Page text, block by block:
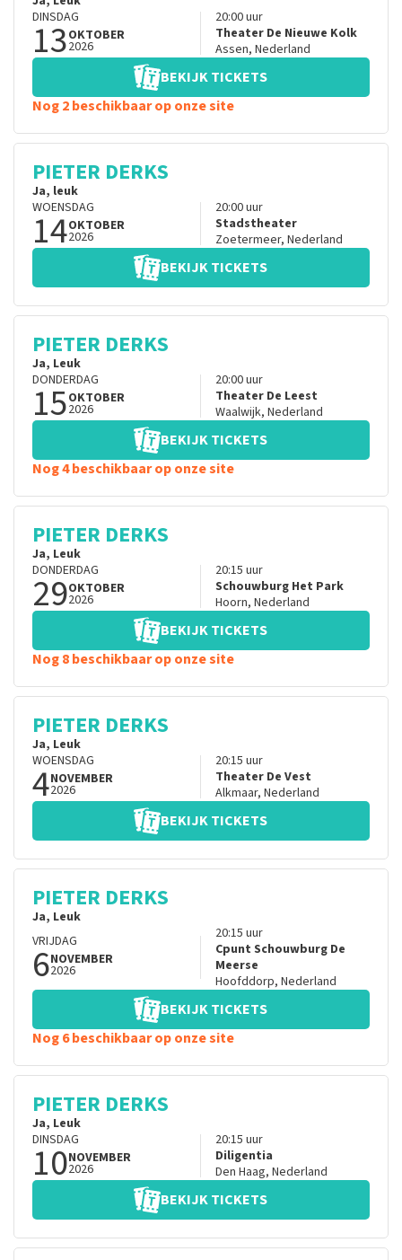
DINSDAG
13OKTOBER
2026
20:00uur
Theater De Nieuwe Kolk
Assen, Nederland
BEKIJK TICKETS
Nog 2 beschikbaar op onze site
PIETER DERKS
Ja, leuk
WOENSDAG
14OKTOBER
2026
20:00uur
Stadstheater
Zoetermeer, Nederland
BEKIJK TICKETS
PIETER DERKS
Ja, Leuk
DONDERDAG
15OKTOBER
2026
20:00uur
Theater De Leest
Waalwijk, Nederland
BEKIJK TICKETS
Nog 4 beschikbaar op onze site
PIETER DERKS
Ja, Leuk
DONDERDAG
29OKTOBER
2026
20:15 uur
Schouwburg Het Park
Hoorn, Nederland
BEKIJK TICKETS
Nog 8 beschikbaar op onze site
PIETER DERKS
Ja, Leuk
WOENSDAG
4NOVEMBER
2026
20:15 uur
Theater De Vest
Alkmaar, Nederland
BEKIJK TICKETS
PIETER DERKS
Ja, Leuk
VRIJDAG
6NOVEMBER
2026
20:15 uur
Cpunt Schouwburg De
Meerse
Hoofddorp, Nederland
BEKIJK TICKETS
Nog 6 beschikbaar op onze site
PIETER DERKS
Ja, Leuk
DINSDAG
10NOVEMBER
2026
20:15 uur
Diligentia
Den Haag, Nederland
BEKIJK TICKETS